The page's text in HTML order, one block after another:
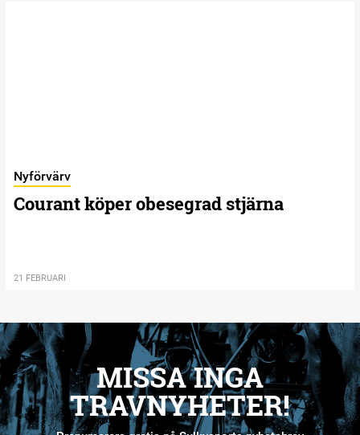
Nyförvärv
Courant köper obesegrad stjärna
21 FEBRUARI
MISSA INGA
TRAVNYHETER!